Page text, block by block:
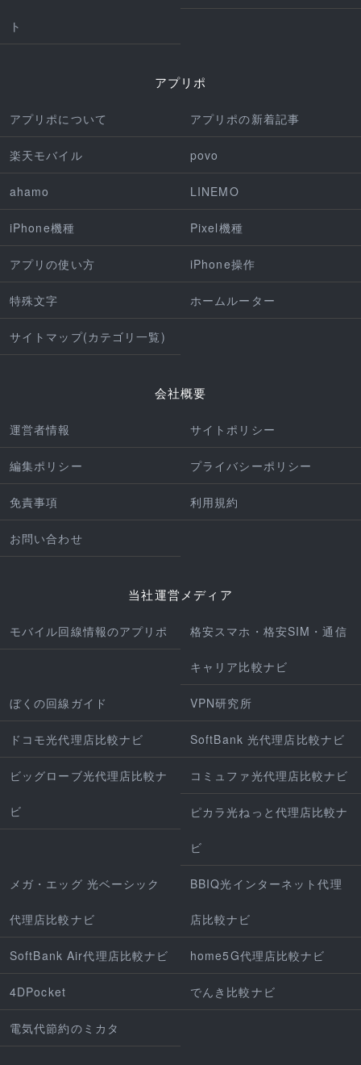
ト
アプリポ
アプリポについて アプリポの新着記事
楽天モバイル povo
ahamo LINEMO
iPhone機種 Pixel機種
アプリの使い方 iPhone操作
特殊文字 ホームルーター
サイトマップ(カテゴリ一覧)
会社概要
運営者情報 サイトポリシー
編集ポリシー プライバシーポリシー
免責事項 利用規約
お問い合わせ
当社運営メディア
モバイル回線情報のアプリポ 格安スマホ・格安SIM・通信
キャリア比較ナビ
ぼくの回線ガイド VPN研究所
ドコモ光代理店比較ナビ SoftBank 光代理店比較ナビ
ビッグローブ光代理店比較ナ
ビ
コミュファ光代理店比較ナビ
ピカラ光ねっと代理店比較ナ
ビ
メガ・エッグ 光ベーシック
代理店比較ナビ
BBIQ光インターネット代理
店比較ナビ
SoftBank Air代理店比較ナビ home5G代理店比較ナビ
4DPocket でんき比較ナビ
電気代節約のミカタ